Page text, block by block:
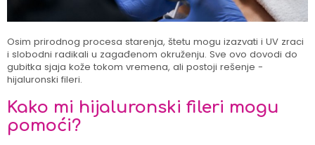
Osim prirodnog procesa starenja, štetu mogu izazvati i UV zraci
i slobodni radikali u zagađenom okruženju. Sve ovo dovodi do
gubitka sjaja kože tokom vremena, ali postoji rešenje -
hijaluronski fileri.
Kako mi hijaluronski fileri mogu
pomoći?